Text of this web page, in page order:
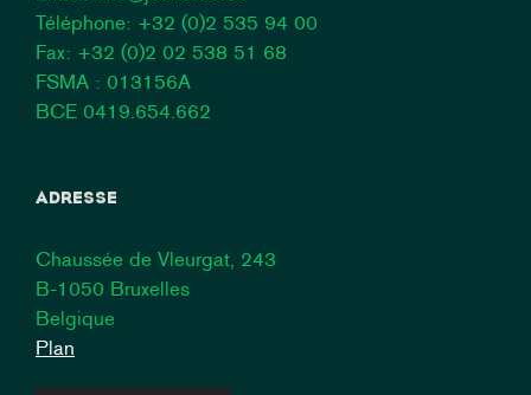
Téléphone: +32 (0)2 535 94 00
Fax: +32 (0)2 02 538 51 68
FSMA : 013156A
BCE 0419.654.662
ADRESSE
Chaussée de Vleurgat, 243
B-1050 Bruxelles
Belgique
Plan